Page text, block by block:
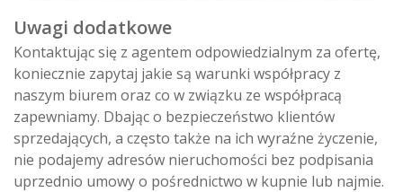
Uwagi dodatkowe
Kontaktując się z agentem odpowiedzialnym za ofertę,
koniecznie zapytaj jakie są warunki współpracy z
naszym biurem oraz co w związku ze współpracą
zapewniamy. Dbając o bezpieczeństwo klientów
sprzedających, a często także na ich wyraźne życzenie,
nie podajemy adresów nieruchomości bez podpisania
uprzednio umowy o pośrednictwo w kupnie lub najmie.